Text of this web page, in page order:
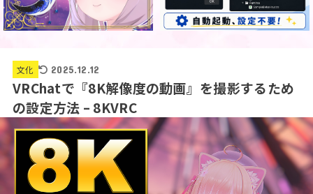
文化 2025.12.12
VRChatで『8K解像度の動画』を撮影するため
の設定方法 – 8KVRC